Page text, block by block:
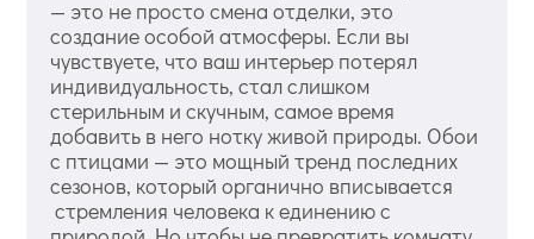
— это не просто смена отделки, это
создание особой атмосферы. Если вы
чувствуете, что ваш интерьер потерял
индивидуальность, стал слишком
стерильным и скучным, самое время
добавить в него нотку живой природы. Обои
с птицами — это мощный тренд последних
сезонов, который органично вписывается
стремления человека к единению с